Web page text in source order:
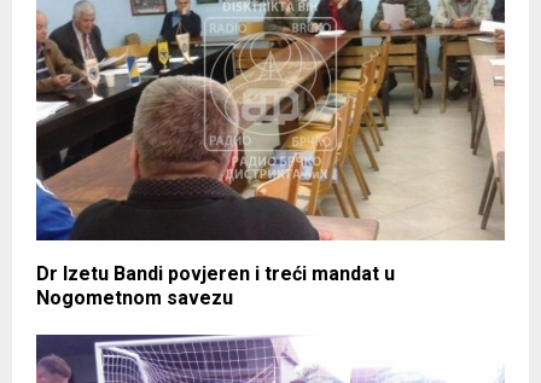
Dr Izetu Bandi povjeren i treći mandat u
Nogometnom savezu